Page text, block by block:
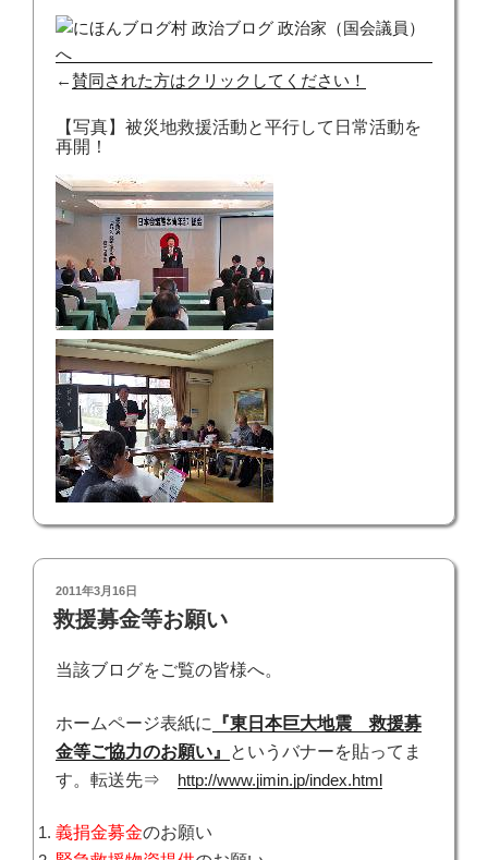
←賛同された方はクリックしてください！
【写真】被災地救援活動と平行して日常活動を
再開！
投
稿
日:
2011年3月16日
救援募金等お願い
当該ブログをご覧の皆様へ。
ホームページ表紙に
『東日本巨大地震 救援募
金等ご協力のお願い』
というバナーを貼ってま
す。 転送先⇒ http://www.jimin.jp/index.html
義捐金募金のお願い